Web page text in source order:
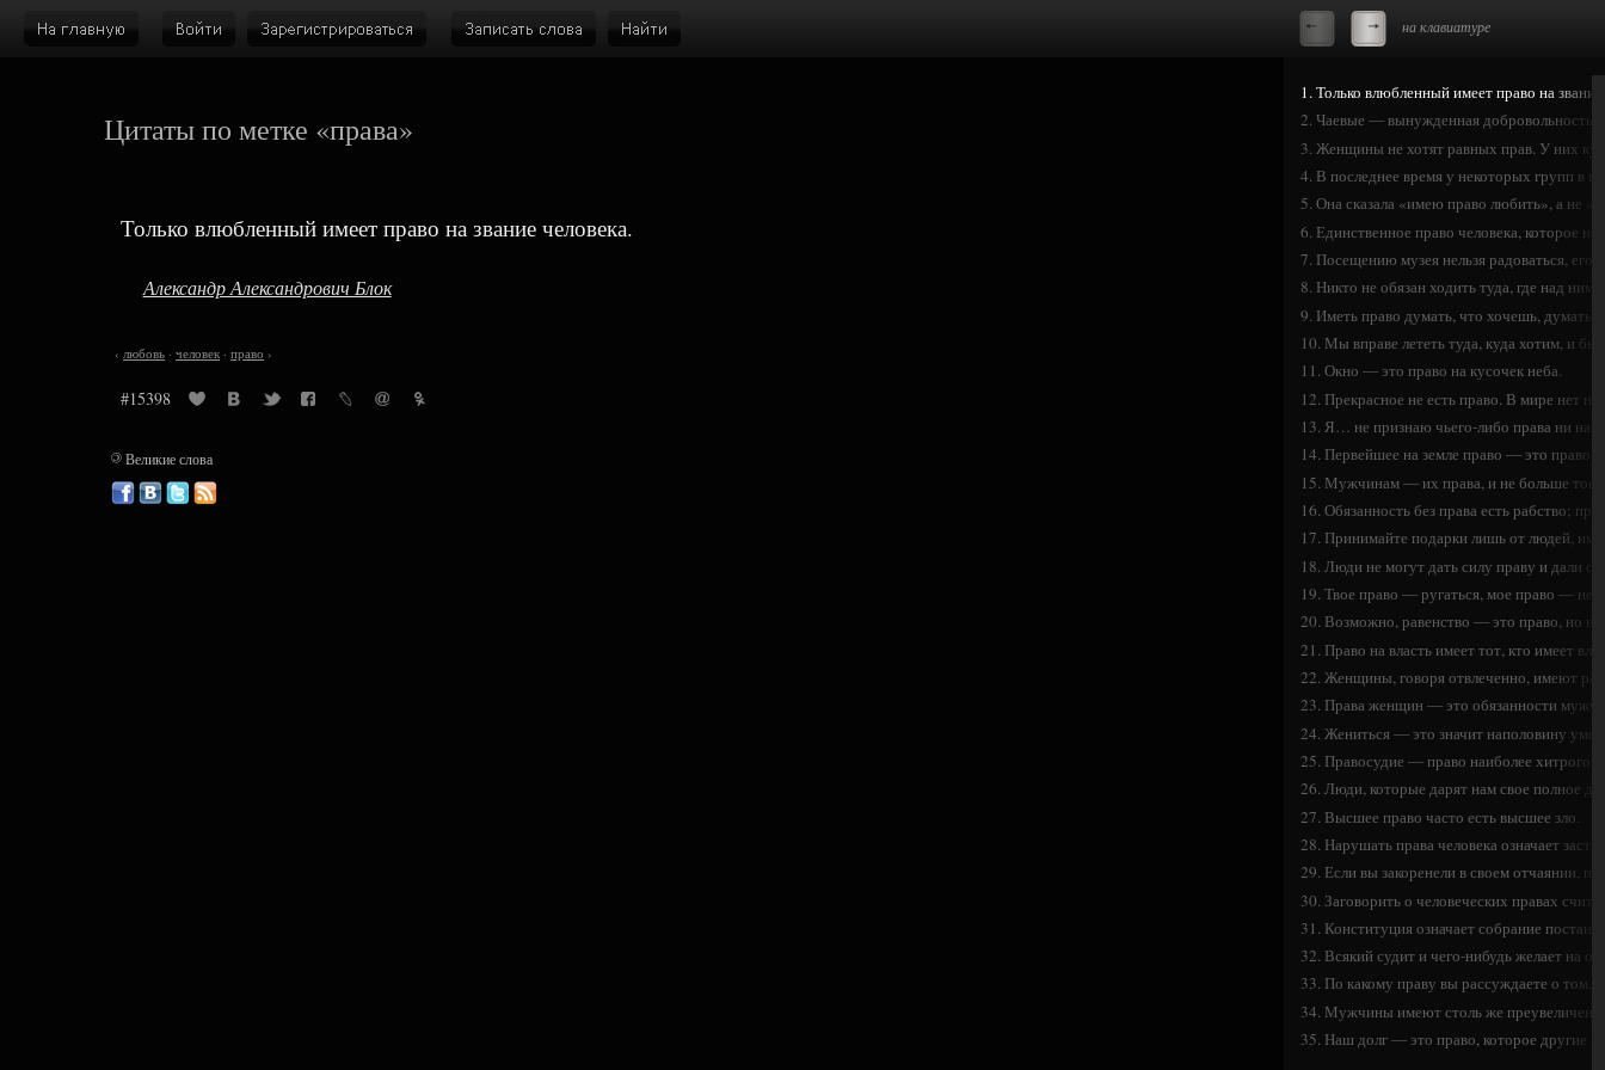
на клавиатуре
Цитаты по метке «права»
Только влюбленный имеет право на звание человека.
Александр Александрович Блок
‹ любовь ·человек ·право ›
#15398
1. Только влюбленный имеет право на звание
2. Чаевые — вынужденная добровольность:
3. Женщины не хотят равных прав. У них
4. В последнее время у некоторых групп в
5. Она сказала «имею право любить», а не
6. Единственное право человека, которое
7. Посещению музея нельзя радоваться, его
8. Никто не обязан ходить туда, где над ним
9. Иметь право думать, что хочешь, думать
10. Мы вправе лететь туда, куда хотим, и
11. Окно — это право на кусочек неба.
12. Прекрасное не есть право. В мире нет
13. Я… не признаю чьего-либо права ни на
14. Первейшее на земле право — это право
15. Мужчинам — их права, и не больше
16. Обязанность без права есть рабство;
17. Принимайте подарки лишь от людей,
18. Люди не могут дать силу праву и дали
19. Твое право — ругаться, мое право — не
20. Возможно, равенство — это право, но
21. Право на власть имеет тот, кто имеет
22. Женщины, говоря отвлеченно, имеют
23. Права женщин — это обязанности
24. Жениться — это значит наполовину
25. Правосудие — право наиболее хитрого.
26. Люди, которые дарят нам свое полное
27. Высшее право часто есть высшее зло.
28. Нарушать права человека означает
29. Если вы закоренели в своем отчаянии,
30. Заговорить о человеческих правах
31. Конституция означает собрание
32. Всякий судит и чего-нибудь желает на
33. По какому праву вы рассуждаете о том,
34. Мужчины имеют столь же
35. Наш долг — это право, которое другие
©Великие слова